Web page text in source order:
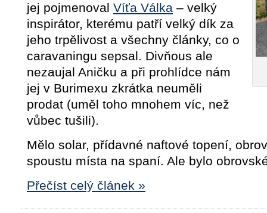
jej pojmenoval Víťa Válka – velký
inspirátor, kterému patří velký dík za
jeho trpělivost a všechny články, co o
caravaningu sepsal. Divňous ale
nezaujal Aničku a při prohlídce nám
jej v Burimexu zkrátka neuměli
prodat (uměl toho mnohem víc, než
vůbec tušili).
Mělo solar, přídavné naftové topení,
spoustu místa na spaní. Ale bylo
Přečíst celý článek »